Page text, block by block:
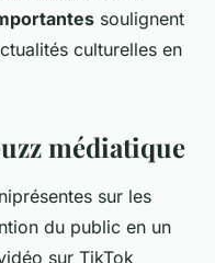
soulignent
culturelles en
médiatique
sur les
du public en un
sur TikTok